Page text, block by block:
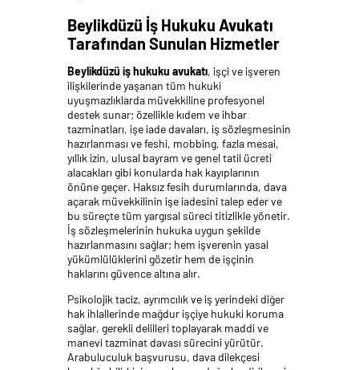
Beylikdüzü İş Hukuku Avukatı
Tarafından Sunulan Hizmetler
Beylikdüzü iş hukuku avukatı, işçi ve işveren
ilişkilerinde yaşanan tüm hukuki
uyuşmazlıklarda müvekkiline profesyonel
destek sunar; özellikle kıdem ve ihbar
tazminatları, işe iade davaları, iş sözleşmesinin
hazırlanması ve feshi, mobbing, fazla mesai,
yıllık izin, ulusal bayram ve genel tatil ücreti
alacakları gibi konularda hak kayıplarının
önüne geçer. Haksız fesih durumlarında, dava
açarak müvekkilinin işe iadesini talep eder ve
bu süreçte tüm yargısal süreci titizlikle yönetir.
İş sözleşmelerinin hukuka uygun şekilde
hazırlanmasını sağlar; hem işverenin yasal
yükümlülüklerini gözetir hem de işçinin
haklarını güvence altına alır.
Psikolojik taciz, ayrımcılık ve iş yerindeki diğer
hak ihlallerinde mağdur işçiye hukuki koruma
sağlar, gerekli delilleri toplayarak maddi ve
manevi tazminat davası sürecini yürütür.
Arabuluculuk başvurusu, dava dilekçesi